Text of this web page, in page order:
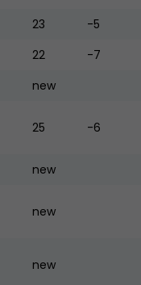
23
-5
22
-7
new
25 -6
new
new
new